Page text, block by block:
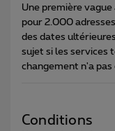
Une première
pour 2.000
des dates
sujet si les services
changement n'a
Conditions